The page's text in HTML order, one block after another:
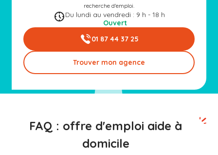
recherche d'emploi.
Du lundi au vendredi : 9 h - 18 h
Ouvert
01 87 44 37 25
Trouver mon agence
FAQ : offre d'emploi aide à
domicile